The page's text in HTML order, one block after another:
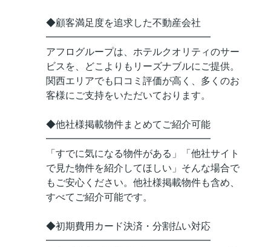
◆顧客満足度を追求した不動産会社
━━━━━━━━━━━━━━━━━
アフログループは、ホテルクオリティのサー
ビスを、どこよりもリーズナブルにご提供。
関西エリアでも口コミ評価が高く、多くのお
客様にご支持をいただいております。
◆他社様掲載物件まとめてご紹介可能
━━━━━━━━━━━━━━━━━
「すでに気になる物件がある」「他社サイト
で見た物件を紹介してほしい」そんな場合で
もご安心ください。他社様掲載物件も含め、
すべてご紹介可能です。
◆初期費用カード決済・分割払い対応
━━━━━━━━━━━━━━━━━